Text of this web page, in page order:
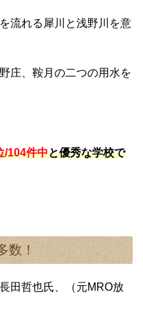
流れる犀川と浅野川を意
庄、鞍月の二つの用水を
/104件中と優秀な学校で
数！
田哲也氏、（元MRO放